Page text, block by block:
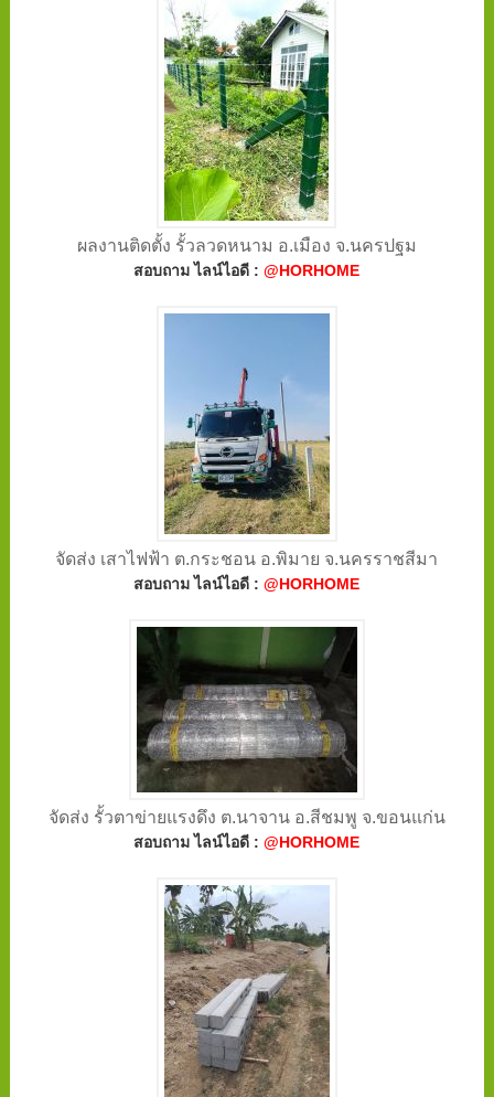
ผลงานติดตั้ง รั้วลวดหนาม อ.เมือง จ.นครปฐม
สอบถาม ไลน์ไอดี :@HORHOME
จัดส่ง เสาไฟฟ้า ต.กระชอน อ.พิมาย จ.นครราชสีมา
สอบถาม ไลน์ไอดี :@HORHOME
จัดส่ง รั้วตาข่ายแรงดึง ต.นาจาน อ.สีชมพู จ.ขอนแก่น
สอบถาม ไลน์ไอดี :@HORHOME